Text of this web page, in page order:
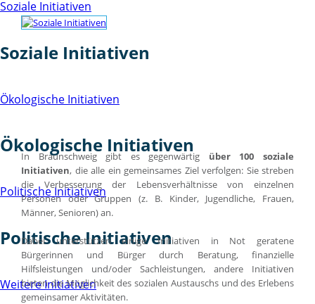
Soziale Initiativen
Soziale Initiativen
Ökologische Initiativen
Ökologische Initiativen
Politische Initiativen
Politische Initiativen
Weitere Initiativen
In Braunschweig gibt es gegenwärtig über 100 soziale
Initiativen, die alle ein gemeinsames Ziel verfolgen: Sie streben
die Verbesserung der Lebensverhältnisse von einzelnen
Personen oder Gruppen (z. B. Kinder, Jugendliche, Frauen,
Männer, Senioren) an.
Dabei unterstützen einige Initiativen in Not geratene
Bürgerinnen und Bürger durch Beratung, finanzielle
Hilfsleistungen und/oder Sachleistungen, andere Initiativen
bieten die Möglichkeit des sozialen Austauschs und des Erlebens
gemeinsamer Aktivitäten.